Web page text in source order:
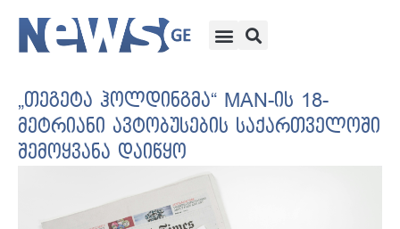
„თეგეტა ჰოლდინგმა“ MAN-ის 18-
მეტრიანი ავტობუსების საქართველოში
შემოყვანა დაიწყო